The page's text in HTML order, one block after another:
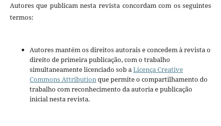
Autores que publicam nesta revista concordam com os seguintes
termos:
Autores mantém os direitos autorais e concedem à revista o
direito de primeira publicação, com o trabalho
simultaneamente licenciado sob aLicença Creative
Commons Attributionque permite o compartilhamento do
trabalho com reconhecimento da autoria e publicação
inicial nesta revista.